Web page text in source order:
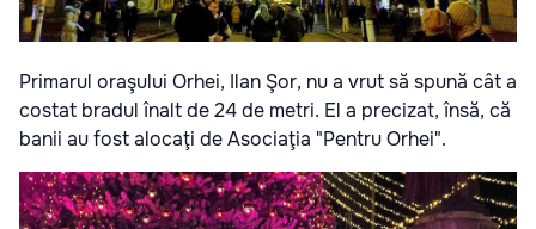
Primarul oraşului Orhei, Ilan Şor, nu a vrut să spună cât a
costat bradul înalt de 24 de metri. El a precizat, însă, că
banii au fost alocaţi de Asociaţia "Pentru Orhei".